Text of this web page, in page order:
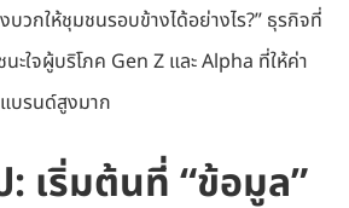
บวกให้ชุมชนรอบข้างได้อย่างไร?” ธุรกิจที่
ะใจผู้บริโภค Gen Z และ Alpha ที่ให้ค่า
บรนด์สูงมาก
: เริ่มต้นที่ “ข้อมูล”